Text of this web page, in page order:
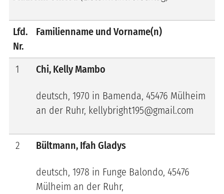
Lfd.
Nr.
Familienname und Vorname(n)
1 Chi, Kelly Mambo
deutsch, 1970 in Bamenda, 45476 Mülheim
an der Ruhr, kellybright195@gmail.com
2 Bültmann, Ifah Gladys
deutsch, 1978 in Funge Balondo, 45476
Mülheim an der Ruhr,